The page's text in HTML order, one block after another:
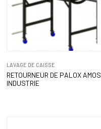
LAVAGE DE CAISSE
RETOURNEUR DE PALOX AMOS
INDUSTRIE